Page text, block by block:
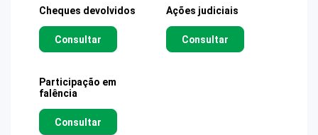
Cheques devolvidos
Consultar
Ações judiciais
Consultar
Participação em
falência
Consultar